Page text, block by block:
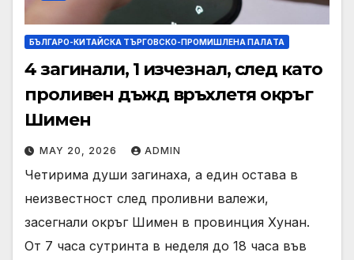
БЪЛГАРО-КИТАЙСКА ТЪРГОВСКО-ПРОМИШЛЕНА ПАЛAТА
4 загинали, 1 изчезнал, след като
проливен дъжд връхлетя окръг
Шимен
MAY 20, 2026 ADMIN
Четирима души загинаха, а един остава в
неизвестност след проливни валежи,
засегнали окръг Шимен в провинция Хунан.
От 7 часа сутринта в неделя до 18 часа във